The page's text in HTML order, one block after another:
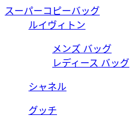
スーパーコピーバッグ
ルイヴィトン
メンズ バッグ
レディース バッグ
シャネル
グッチ